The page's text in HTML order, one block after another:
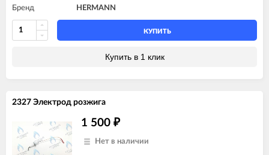
Бренд HERMANN
КУПИТЬ
Купить в 1 клик
2327 Электрод розжига
1 500 ₽
Нет в наличии